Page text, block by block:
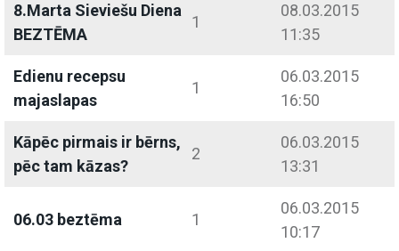
8.Marta Sieviešu Diena
BEZTĒMA
1
08.03.2015
11:35
Edienu recepsu
majaslapas
1
06.03.2015
16:50
Kāpēc pirmais ir bērns,
pēc tam kāzas?
2
06.03.2015
13:31
06.03 beztēma 1
06.03.2015
10:17